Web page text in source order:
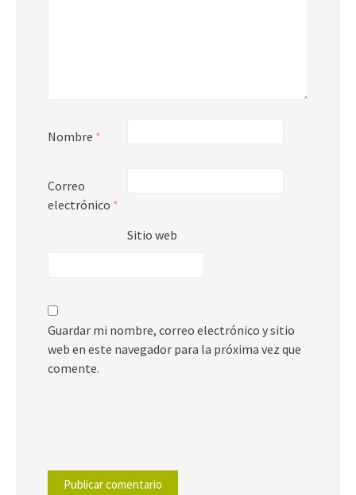
Nombre *
Correo
electrónico *
Sitio web
Guardar mi nombre, correo electrónico y sitio
web en este navegador para la próxima vez que
comente.